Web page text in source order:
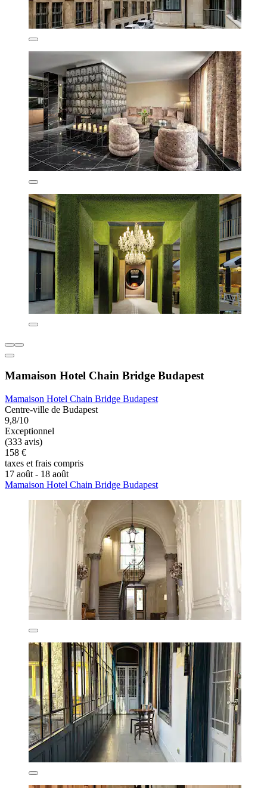
Mamaison Hotel Chain Bridge Budapest
Mamaison Hotel Chain Bridge Budapest
Centre-ville de Budapest
9,8/10
Exceptionnel
(333 avis)
158 €
taxes et frais compris
17 août - 18 août
Mamaison Hotel Chain Bridge Budapest